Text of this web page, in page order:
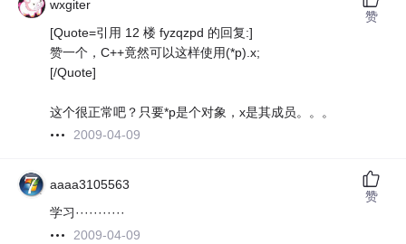
wxgiter
[Quote=引用 12 楼 fyzqzpd 的回复:]
赞一个，C++竟然可以这样使用(*p).x;
[/Quote]
这个很正常吧？只要*p是个对象，x是其成员。。。
2009-04-09
赞
aaaa3105563
学习···········
2009-04-09
赞